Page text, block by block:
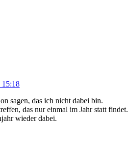
15:18
sagen, das ich nicht dabei bin.
das nur einmal im Jahr statt findet.
wieder dabei.